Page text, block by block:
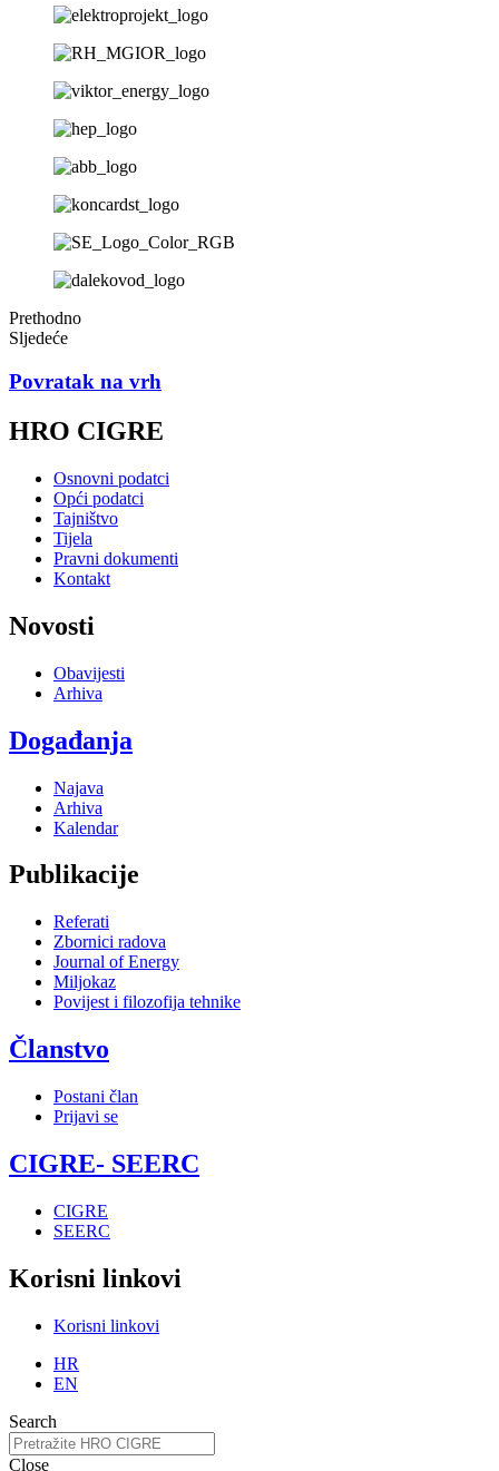
Prethodno
Sljedeće
Povratak na vrh
HRO CIGRE
Osnovni podatci
Opći podatci
Tajništvo
Tijela
Pravni dokumenti
Kontakt
Novosti
Obavijesti
Arhiva
Događanja
Najava
Arhiva
Kalendar
Publikacije
Referati
Zbornici radova
Journal of Energy
Miljokaz
Povijest i filozofija tehnike
Članstvo
Postani član
Prijavi se
CIGRE- SEERC
CIGRE
SEERC
Korisni linkovi
Korisni linkovi
HR
EN
Search
Close